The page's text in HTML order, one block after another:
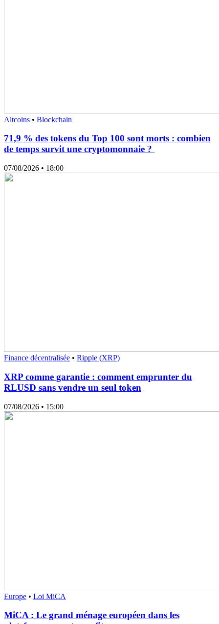
Altcoins • Blockchain
71,9 % des tokens du Top 100 sont morts : combien
de temps survit une cryptomonnaie ?
07/08/2026 • 18:00
Finance décentralisée • Ripple (XRP)
XRP comme garantie : comment emprunter du
RLUSD sans vendre un seul token
07/08/2026 • 15:00
Europe • Loi MiCA
MiCA : Le grand ménage européen dans les